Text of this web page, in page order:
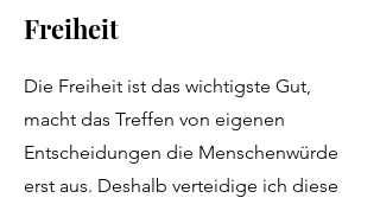
Freiheit
Die Freiheit ist das wichtigste Gut,
macht das Treffen von eigenen
Entscheidungen die Menschenwürde
erst aus. Deshalb verteidige ich diese